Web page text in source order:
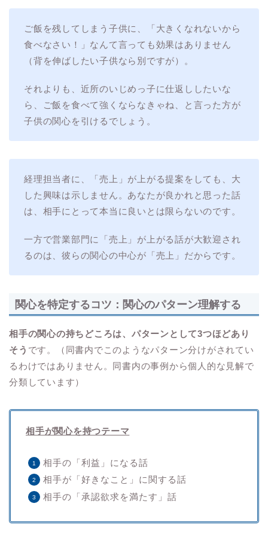
ご飯を残してしまう子供に、「大きくなれないから
食べなさい！」なんて言っても効果はありません
（背を伸ばしたい子供なら別ですが）。
それよりも、近所のいじめっ子に仕返ししたいな
ら、ご飯を食べて強くならなきゃね、と言った方が
子供の関心を引けるでしょう。
経理担当者に、「売上」が上がる提案をしても、大
した興味は示しません。あなたが良かれと思った話
は、相手にとって本当に良いとは限らないのです。
一方で営業部門に「売上」が上がる話が大歓迎され
るのは、彼らの関心の中心が「売上」だからです。
関心を特定するコツ：関心のパターン理解する
相手の関心の持ちどころは、パターンとして3つほどあり
そう です。（同書内でこのようなパターン分けがされてい
るわけではありません。同書内の事例から個人的な見解で
分類しています）
相手が関心を持つテーマ
相手の「利益」になる話
相手が「好きなこと」に関する話
相手の「承認欲求を満たす」話